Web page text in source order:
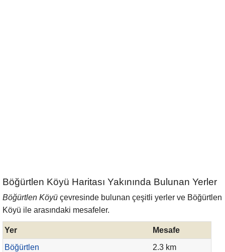
Böğürtlen Köyü Haritası Yakınında Bulunan Yerler
Böğürtlen Köyü çevresinde bulunan çeşitli yerler ve Böğürtlen
Köyü ile arasındaki mesafeler.
Yer
Mesafe
Böğürtlen
2.3 km